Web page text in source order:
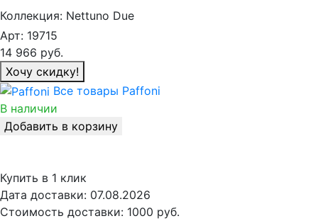
Коллекция: Nettuno Due
Арт: 19715
14 966 руб.
Хочу скидку!
Все товары Paffoni
В наличии
Добавить в корзину
Купить в 1 клик
Дата доставки: 07.08.2026
Стоимость доставки: 1000 руб.